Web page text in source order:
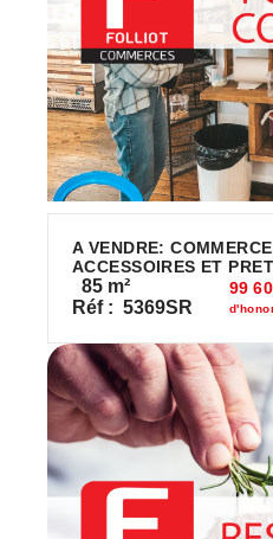
A VENDRE:
ACCESSOIRES ET
85 m²
Réf : 5369SR
99